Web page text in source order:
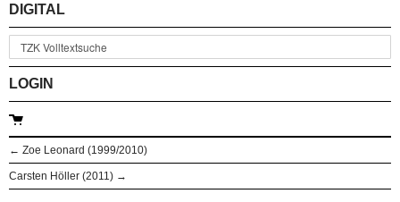
DIGITAL
LOGIN
← Zoe Leonard (1999/2010)
Carsten Höller (2011) →